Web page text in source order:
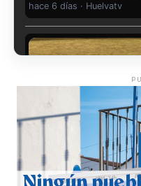
hace 6 días · Huelvatv
QUINTA CORRIDA DE
2026